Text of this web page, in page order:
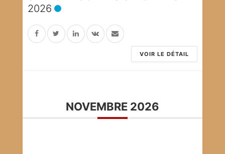
2026
VOIR LE DÉTAIL
NOVEMBRE 2026